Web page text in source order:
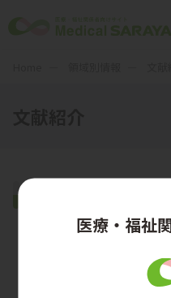
Analysis of
instruments and
医療・福祉